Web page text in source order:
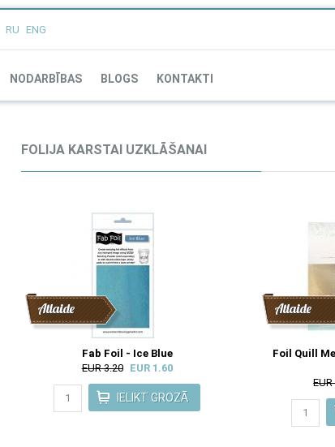
RU ENG
NODARBĪBAS BLOGS KONTAKTI
FOLIJA KARSTAI UZKLĀŠANAI
Atlaide
Fab Foil - Ice Blue
EUR 3.20
EUR 1.60
Atlaide
Foil Quill